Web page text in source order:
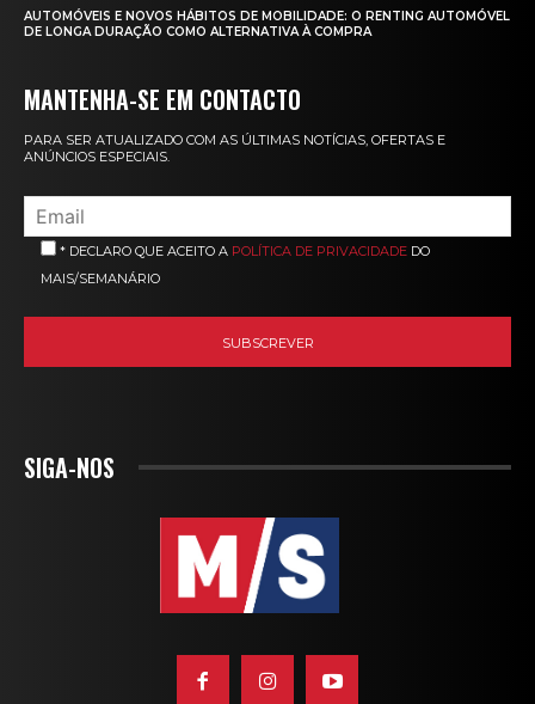
AUTOMÓVEIS E NOVOS HÁBITOS DE MOBILIDADE: O RENTING AUTOMÓVEL
DE LONGA DURAÇÃO COMO ALTERNATIVA À COMPRA
MANTENHA-SE EM CONTACTO
PARA SER ATUALIZADO COM AS ÚLTIMAS NOTÍCIAS, OFERTAS E
ANÚNCIOS ESPECIAIS.
* DECLARO QUE ACEITO A POLÍTICA DE PRIVACIDADE DO
MAIS/SEMANÁRIO
SIGA-NOS